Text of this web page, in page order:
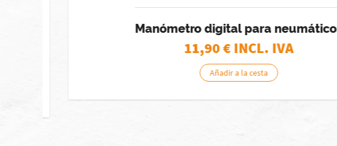
Manómetro digital para neumáticos
11,90€ INCL. IVA
Añadir a la cesta